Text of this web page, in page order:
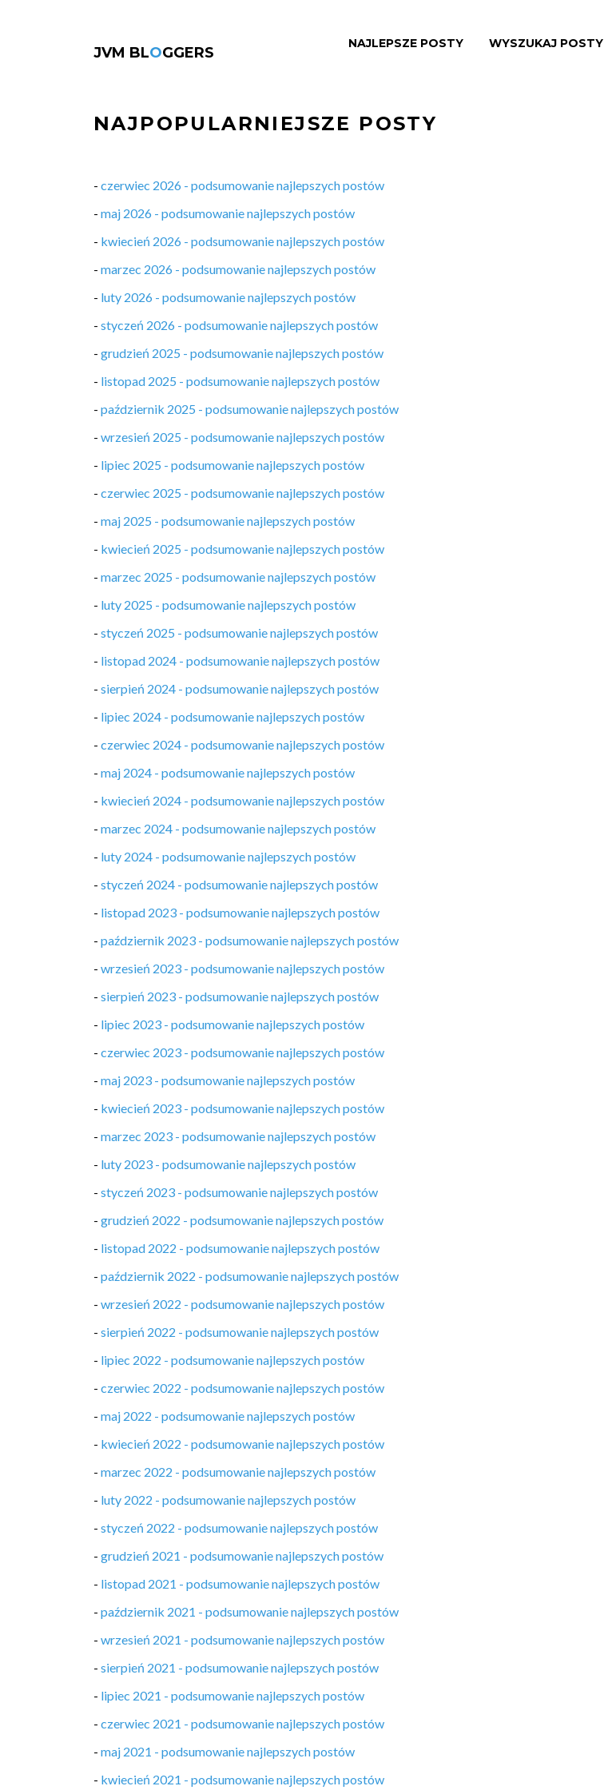
JVM BLOGGERS
NAJLEPSZE POSTY WYSZUKAJ POSTY
NAJPOPULARNIEJSZE POSTY
- czerwiec 2026 - podsumowanie najlepszych postów
- maj 2026 - podsumowanie najlepszych postów
- kwiecień 2026 - podsumowanie najlepszych postów
- marzec 2026 - podsumowanie najlepszych postów
- luty 2026 - podsumowanie najlepszych postów
- styczeń 2026 - podsumowanie najlepszych postów
- grudzień 2025 - podsumowanie najlepszych postów
- listopad 2025 - podsumowanie najlepszych postów
- październik 2025 - podsumowanie najlepszych postów
- wrzesień 2025 - podsumowanie najlepszych postów
- lipiec 2025 - podsumowanie najlepszych postów
- czerwiec 2025 - podsumowanie najlepszych postów
- maj 2025 - podsumowanie najlepszych postów
- kwiecień 2025 - podsumowanie najlepszych postów
- marzec 2025 - podsumowanie najlepszych postów
- luty 2025 - podsumowanie najlepszych postów
- styczeń 2025 - podsumowanie najlepszych postów
- listopad 2024 - podsumowanie najlepszych postów
- sierpień 2024 - podsumowanie najlepszych postów
- lipiec 2024 - podsumowanie najlepszych postów
- czerwiec 2024 - podsumowanie najlepszych postów
- maj 2024 - podsumowanie najlepszych postów
- kwiecień 2024 - podsumowanie najlepszych postów
- marzec 2024 - podsumowanie najlepszych postów
- luty 2024 - podsumowanie najlepszych postów
- styczeń 2024 - podsumowanie najlepszych postów
- listopad 2023 - podsumowanie najlepszych postów
- październik 2023 - podsumowanie najlepszych postów
- wrzesień 2023 - podsumowanie najlepszych postów
- sierpień 2023 - podsumowanie najlepszych postów
- lipiec 2023 - podsumowanie najlepszych postów
- czerwiec 2023 - podsumowanie najlepszych postów
- maj 2023 - podsumowanie najlepszych postów
- kwiecień 2023 - podsumowanie najlepszych postów
- marzec 2023 - podsumowanie najlepszych postów
- luty 2023 - podsumowanie najlepszych postów
- styczeń 2023 - podsumowanie najlepszych postów
- grudzień 2022 - podsumowanie najlepszych postów
- listopad 2022 - podsumowanie najlepszych postów
- październik 2022 - podsumowanie najlepszych postów
- wrzesień 2022 - podsumowanie najlepszych postów
- sierpień 2022 - podsumowanie najlepszych postów
- lipiec 2022 - podsumowanie najlepszych postów
- czerwiec 2022 - podsumowanie najlepszych postów
- maj 2022 - podsumowanie najlepszych postów
- kwiecień 2022 - podsumowanie najlepszych postów
- marzec 2022 - podsumowanie najlepszych postów
- luty 2022 - podsumowanie najlepszych postów
- styczeń 2022 - podsumowanie najlepszych postów
- grudzień 2021 - podsumowanie najlepszych postów
- listopad 2021 - podsumowanie najlepszych postów
- październik 2021 - podsumowanie najlepszych postów
- wrzesień 2021 - podsumowanie najlepszych postów
- sierpień 2021 - podsumowanie najlepszych postów
- lipiec 2021 - podsumowanie najlepszych postów
- czerwiec 2021 - podsumowanie najlepszych postów
- maj 2021 - podsumowanie najlepszych postów
- kwiecień 2021 - podsumowanie najlepszych postów